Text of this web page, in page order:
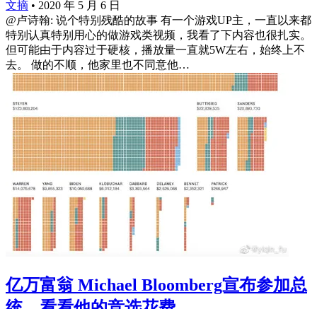
文摘 • 2020 年 5 月 6 日
@卢诗翰: 说个特别残酷的故事 有一个游戏UP主，一直以来都
特别认真特别用心的做游戏类视频，我看了下内容也很扎实。
但可能由于内容过于硬核，播放量一直就5W左右，始终上不
去。 做的不顺，他家里也不同意他…
亿万富翁 Michael Bloomberg宣布参加总